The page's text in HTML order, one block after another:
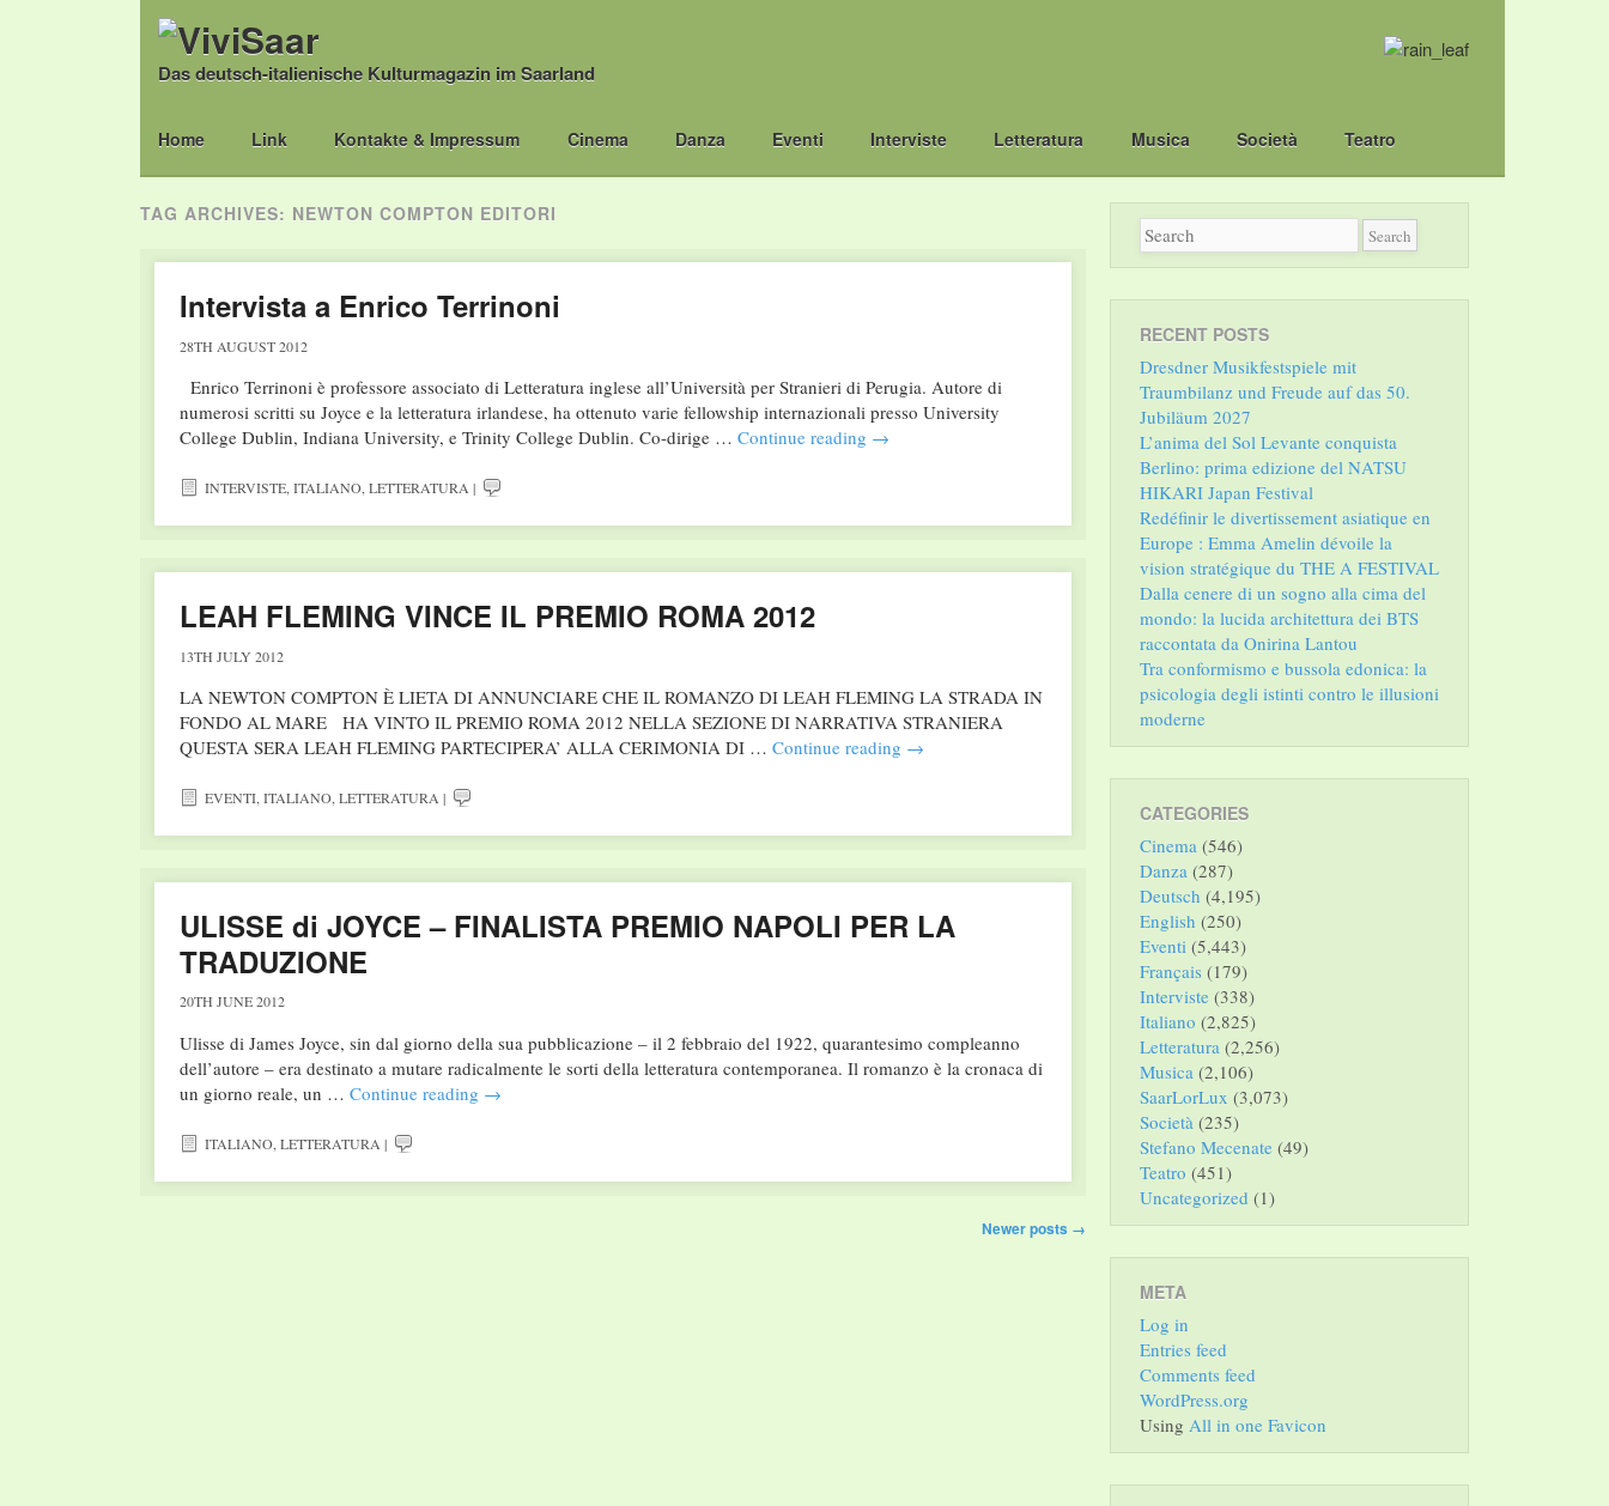
Das deutsch-italienische Kulturmagazin im Saarland
Main menu
Skip
Home Link Kontakte & Impressum Cinema Danza Eventi Interviste Letteratura Musica Società Teatro
TAG ARCHIVES: NEWTON COMPTON EDITORI
Intervista a Enrico Terrinoni
28TH AUGUST 2012
Enrico Terrinoni è professore associato di Letteratura inglese all’Università per Stranieri di Perugia. Autore di
numerosi scritti su Joyce e la letteratura irlandese, ha ottenuto varie fellowship internazionali presso University
College Dublin, Indiana University, e Trinity College Dublin. Co-dirige … Continue reading →
INTERVISTE,ITALIANO,LETTERATURA |
LEAH FLEMING VINCE IL PREMIO ROMA 2012
13TH JULY 2012
LA NEWTON COMPTON È LIETA DI ANNUNCIARE CHE IL ROMANZO DI LEAH FLEMING LA STRADA IN
FONDO AL MARE HA VINTO IL PREMIO ROMA 2012 NELLA SEZIONE DI NARRATIVA STRANIERA
QUESTA SERA LEAH FLEMING PARTECIPERA’ ALLA CERIMONIA DI … Continue reading →
EVENTI, ITALIANO, LETTERATURA |
ULISSE di JOYCE – FINALISTA PREMIO NAPOLI PER LA
TRADUZIONE
20TH JUNE 2012
Ulisse di James Joyce, sin dal giorno della sua pubblicazione – il 2 febbraio del 1922, quarantesimo compleanno
dell’autore – era destinato a mutare radicalmente le sorti della letteratura contemporanea. Il romanzo è la cronaca di
un giorno reale, un … Continue reading →
ITALIANO, LETTERATURA |
Newer posts →
RECENT POSTS
Dresdner Musikfestspiele mit
Traumbilanz und Freude auf das 50.
Jubiläum 2027
L’anima del Sol Levante conquista
Berlino: prima edizione del NATSU
HIKARI Japan Festival
Redéfinir le divertissement asiatique en
Europe : Emma Amelin dévoile la
vision stratégique du THE A FESTIVAL
Dalla cenere di un sogno alla cima del
mondo: la lucida architettura dei BTS
raccontata da Onirina Lantou
Tra conformismo e bussola edonica: la
psicologia degli istinti contro le illusioni
moderne
CATEGORIES
Cinema (546)
Danza (287)
Deutsch (4,195)
English (250)
Eventi (5,443)
Français (179)
Interviste (338)
Italiano (2,825)
Letteratura (2,256)
Musica (2,106)
SaarLorLux (3,073)
Società (235)
Stefano Mecenate (49)
Teatro (451)
Uncategorized (1)
META
Log in
Entries feed
Comments feed
WordPress.org
Using All in one Favicon